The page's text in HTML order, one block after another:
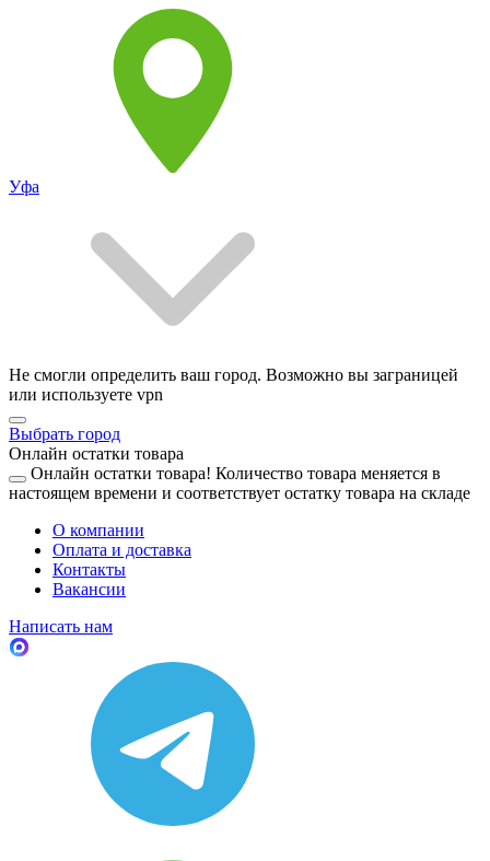
Уфа
Не смогли определить ваш город. Возможно вы заграницей
или используете vpn
Выбрать город
Онлайн остатки товара
Онлайн остатки товара! Количество товара меняется в
настоящем времени и соответствует остатку товара на складе
О компании
Оплата и доставка
Контакты
Вакансии
Написать нам